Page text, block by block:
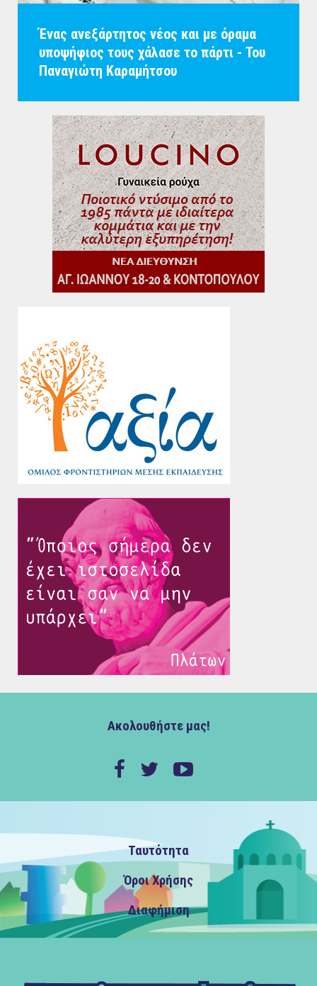
Ένας ανεξάρτητος νέος και με όραμα
υποψήφιος τους χάλασε το πάρτι - Του
Παναγιώτη Καραμήτσου
Ακολουθήστε μας!
Ταυτότητα
Όροι Χρήσης
Διαφήμιση